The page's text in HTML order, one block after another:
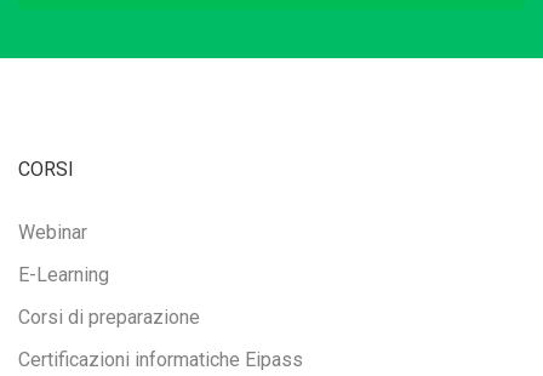
CORSI
Webinar
E-Learning
Corsi di preparazione
Certificazioni informatiche Eipass